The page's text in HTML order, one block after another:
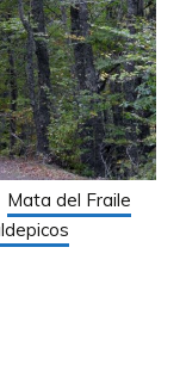
Mata del Fraile